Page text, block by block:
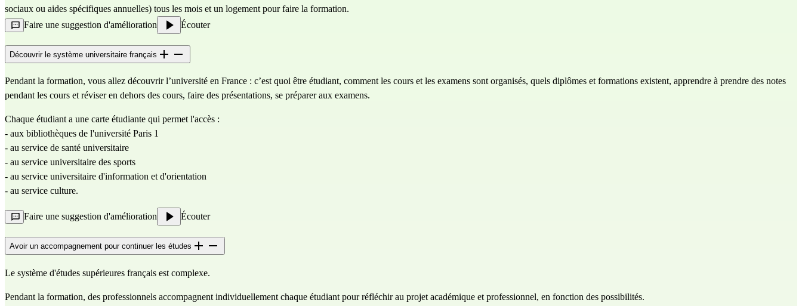
sociaux ou aides spécifiques annuelles) tous les mois et un logement pour faire la formation.
Faire une suggestion d'amélioration
Écouter
Découvrir le système universitaire français
Pendant la formation, vous allez découvrir l’université en France : c’est quoi être étudiant, comment les cours et les examens sont organisés, quels diplômes et formations existent, apprendre à prendre des notes
pendant les cours et réviser en dehors des cours, faire des présentations, se préparer aux examens.
Chaque étudiant a une carte étudiante qui permet l'accès :
- aux bibliothèques de l'université Paris 1
- au service de santé universitaire
- au service universitaire des sports
- au service universitaire d'information et d'orientation
- au service culture.
Faire une suggestion d'amélioration Écouter
Avoir un accompagnement pour continuer les études
Le système d'études supérieures français est complexe.
Pendant la formation, des professionnels accompagnent individuellement chaque étudiant pour réfléchir au projet académique et professionnel, en fonction des possibilités.